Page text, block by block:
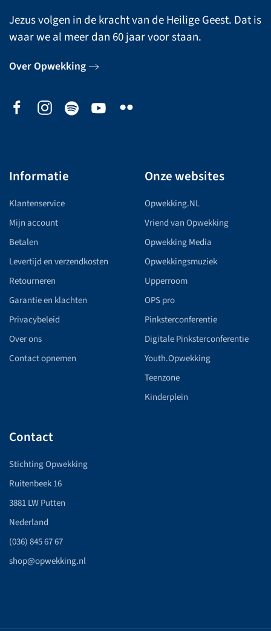
Jezus volgen in de kracht van de Heilige Geest. Dat is
waar we al meer dan 60 jaar voor staan.
Over Opwekking
Informatie
Klantenservice
Mijn account
Betalen
Levertijd en verzendkosten
Retourneren
Garantie en klachten
Privacybeleid
Over ons
Contact opnemen
Onze websites
Opwekking.NL
Vriend van Opwekking
Opwekking Media
Opwekkingsmuziek
Upperroom
OPS pro
Pinksterconferentie
Digitale Pinksterconferentie
Youth.Opwekking
Teenzone
Kinderplein
Contact
Stichting Opwekking
Ruitenbeek 16
3881 LW Putten
Nederland
(036) 845 67 67
shop@opwekking.nl